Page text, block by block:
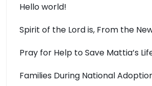
Hello world!
Spirit of the Lord is, From the
Pray for Help to Save Mattia’s
Families During National